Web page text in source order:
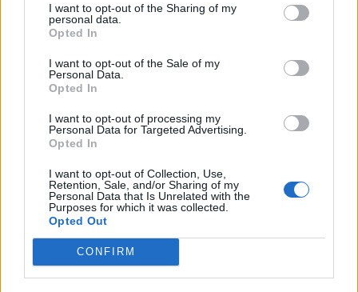
I want to opt-out of the Sharing of my
personal data.
Opted In
I want to opt-out of the Sale of my
Personal Data.
Opted In
I want to opt-out of processing my
Personal Data for Targeted Advertising.
Opted In
I want to opt-out of Collection, Use,
Retention, Sale, and/or Sharing of my
Personal Data that Is Unrelated with the
Purposes for which it was collected.
Opted Out
CONFIRM
parte, la Línea 26 no modificará durante las vacaciones
navideñas su oferta entre Santa Catalina y el Campus
Guaguas Municipales fortalece su
posición como alternativa de
millones de viajeros al cierre de 2016
30/12/2016
Guaguas Municipales consolida su posición como
alternativa para la movilidad en Las Palmas de Gran
Canaria y prevé más de 33,4 millones de viajeros al
cierre de 2016. La compañía municipal ha